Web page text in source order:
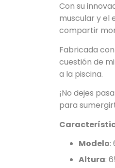
Con su
muscular y el
compartir
Fabricada
cuestión de
a la piscina.
¡No dejes
para
Modelo:
Altura: